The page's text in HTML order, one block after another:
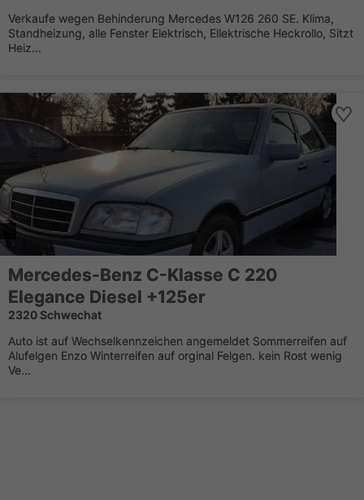
Verkaufe wegen Behinderung Mercedes W126 260 SE. Klima,
Standheizung, alle Fenster Elektrisch, Ellektrische Heckrollo, Sitzt
Heiz...
Mercedes-Benz C-Klasse C 220
Elegance Diesel +125er
2320 Schwechat
Auto ist auf Wechselkennzeichen angemeldet Sommerreifen auf
Alufelgen Enzo Winterreifen auf orginal Felgen. kein Rost wenig
Ve...